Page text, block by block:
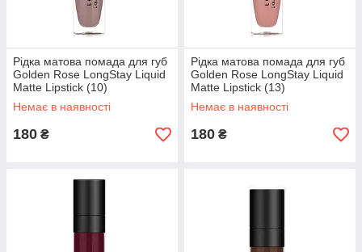
Рідка матова помада для губ
Golden Rose LongStay Liquid
Matte Lipstick (10)
Немає в наявності
180 ₴
Рідка матова помада для губ
Golden Rose LongStay Liquid
Matte Lipstick (13)
Немає в наявності
180 ₴